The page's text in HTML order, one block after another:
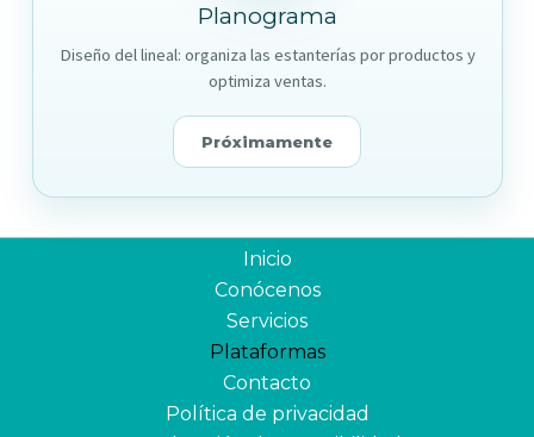
Planograma
Diseño del lineal: organiza las estanterías por productos y
optimiza ventas.
Próximamente
Inicio
Conócenos
Servicios
Plataformas
Contacto
Política de privacidad